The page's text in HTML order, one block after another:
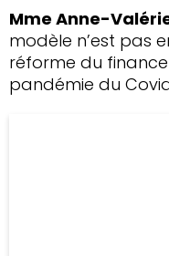
Mme Anne-
modèle n’est pas
réforme du
pandémie du